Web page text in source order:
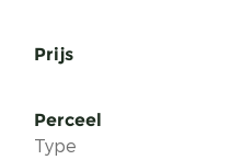
Prijs
Perceel
Type